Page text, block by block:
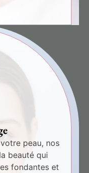
peau, nos
beauté qui
fondantes et